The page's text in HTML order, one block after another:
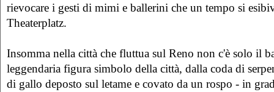
rievocare i gesti di mimi e ballerini che un tempo si
Theaterplatz.
Insomma nella città che fluttua sul Reno non c'è solo il
leggendaria figura simbolo della città, dalla coda di
di gallo deposto sul letame e covato da un rospo - in